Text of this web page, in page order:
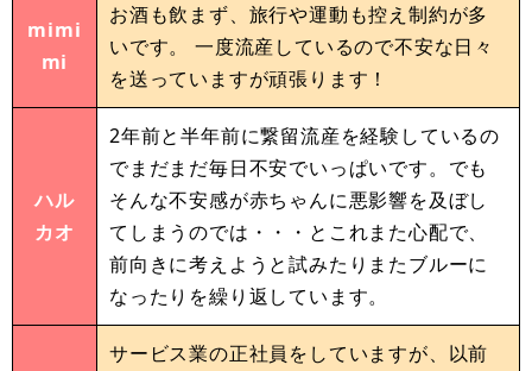
mimi
mi
お酒も飲まず、旅行や運動も控え制約が多
いです。 一度流産しているので不安な日々
を送っていますが頑張ります！
ハル
カオ
2年前と半年前に繋留流産を経験しているの
でまだまだ毎日不安でいっぱいです。でも
そんな不安感が赤ちゃんに悪影響を及ぼし
てしまうのでは・・・とこれまた心配で、
前向きに考えようと試みたりまたブルーに
なったりを繰り返しています。
サービス業の正社員をしていますが、以前